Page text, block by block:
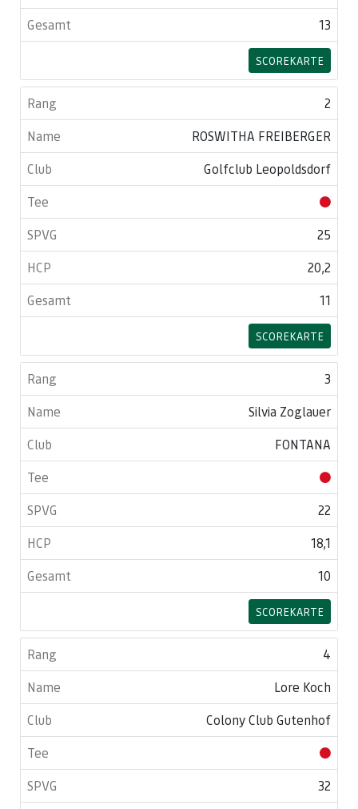
13
SCOREKARTE
2
ROSWITHA FREIBERGER
Golfclub Leopoldsdorf
25
20,2
11
SCOREKARTE
3
Silvia Zoglauer
FONTANA
22
18,1
10
SCOREKARTE
4
Lore Koch
Colony Club Gutenhof
32